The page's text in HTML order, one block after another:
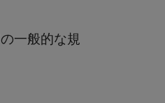
一般的な規